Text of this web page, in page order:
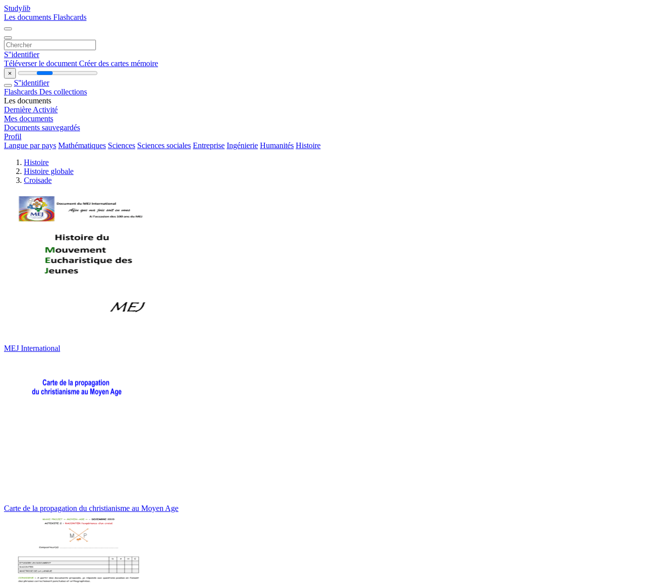
Studylib
Les documents Flashcards
S''identifier
Téléverser le document Créer des cartes mémoire
×
S''identifier
Flashcards Des collections
Les documents
Dernière Activité
Mes documents
Documents sauvegardés
Profil
Langue par pays Mathématiques Sciences Sciences sociales Entreprise Ingénierie Humanités Histoire
Histoire
Histoire globale
Croisade
MEJ International
Carte de la propagation du christianisme au Moyen Age